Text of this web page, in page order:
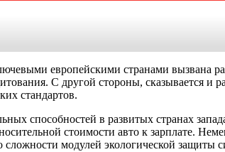
европейскими странами вызвана
С другой стороны, сказывается
стандартов.
способностей в развитых странах
стоимости авто к зарплате.
модулей экологической защиты